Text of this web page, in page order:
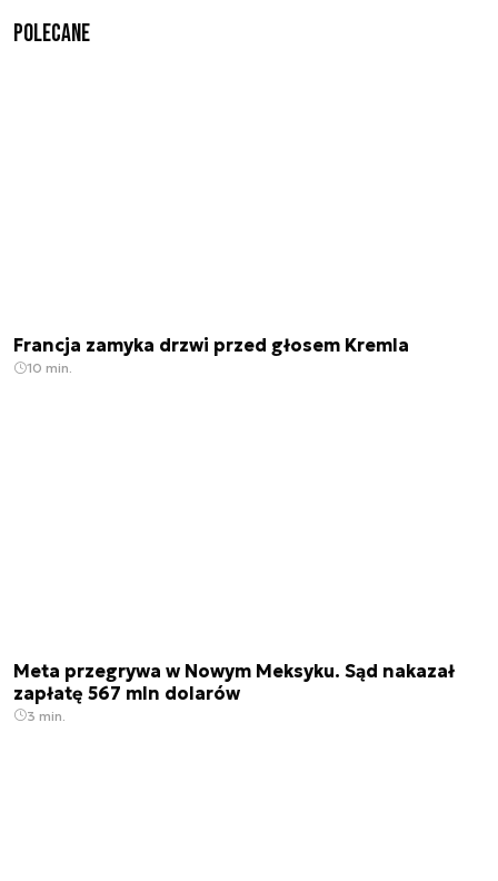
Polecane
Francja zamyka drzwi przed głosem Kremla
10 min.
Meta przegrywa w Nowym Meksyku. Sąd nakazał
zapłatę 567 mln dolarów
3 min.